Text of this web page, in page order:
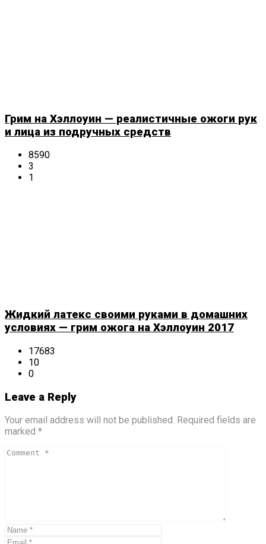
Грим на Хэллоуин — реалистичные ожоги рук
и лица из подручных средств
8590
3
1
Жидкий латекс своими руками в домашних
условиях — грим ожога на Хэллоуин 2017
17683
10
0
Leave a Reply
Your email address will not be published. Required fields are
marked *